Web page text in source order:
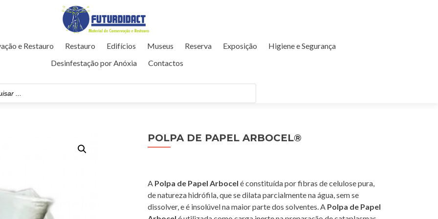
e Restauro Restauro Edifícios Museus Reserva Exposição
Higiene e Segurança
Desinfestação por Anóxia
Contactos
POLPA DE PAPEL ARBOCEL®
A Polpa de Papel Arbocel é constituída por fibras de celulose pura,
de natureza hidrófila, que se dilata parcialmente na água, sem se
dissolver, e é insolúvel na maior parte dos solventes. A Polpa de Papel